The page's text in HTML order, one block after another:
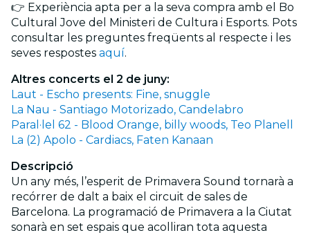
👉 Experiència apta per a la seva compra amb el Bo
Cultural Jove del Ministeri de Cultura i Esports. Pots
consultar les preguntes freqüents al respecte i les
seves respostes aquí.
Altres concerts el 2 de juny:
Laut - Escho presents: Fine, snuggle
La Nau - Santiago Motorizado, Candelabro
Paral·lel 62 - Blood Orange, billy woods, Teo Planell
La (2) Apolo - Cardiacs, Faten Kanaan
Descripció
Un any més, l’esperit de Primavera Sound tornarà a
recórrer de dalt a baix el circuit de sales de
Barcelona. La programació de Primavera a la Ciutat
sonarà en set espais que acolliran tota aquesta